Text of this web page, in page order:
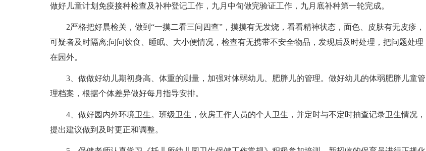
做好儿童计划免疫接种检查及补种登记工作，九月中旬做完验证工作，九月底补种第一轮完成。
2严格把好晨检关，做到“一摸二看三问四查”，摸摸有无发烧，看看精神状态，面色、皮肤有无皮疹，
可疑者及时隔离;问问饮食、睡眠、大小便情况，检查有无携带不安全物品，发现后及时处理，把问题处理
在园外。
3、做做好幼儿期初身高、体重的测量，加强对体弱幼儿、肥胖儿的管理。做好幼儿的体弱肥胖儿童管
理档案，根据个体差异做好每月指导安排。
4、做好园内外环境卫生。班级卫生，伙房工作人员的个人卫生，并定时与不定时抽查记录卫生情况，
提出建议做到及时更正和调整。